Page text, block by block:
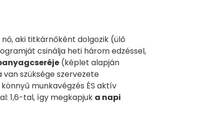
aki titkárnőként dolgozik (ülő
csinálja heti három edzéssel,
(képlet alapján
van szüksége szervezete
munkavégzés ÉS aktív
1,6-tal, így megkapjuk a napi